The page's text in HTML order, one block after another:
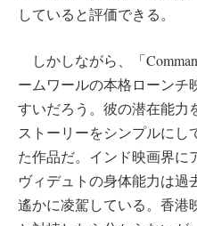
していると評価できる。
しかしながら、「
ームワールの本格ローンチ
すいだろう。彼の潜在能力
ストーリーをシンプルにし
た作品だ。インド映画界に
ヴィデュトの身体能力は過
遙かに凌駕している。香港